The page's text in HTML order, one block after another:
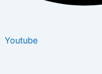
Youtube